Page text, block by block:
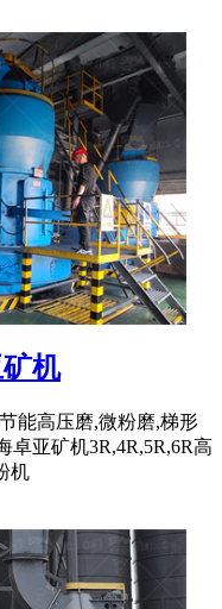
机
能高压磨,微粉磨,梯形
卓亚矿机3R,4R,5R,6R高
机